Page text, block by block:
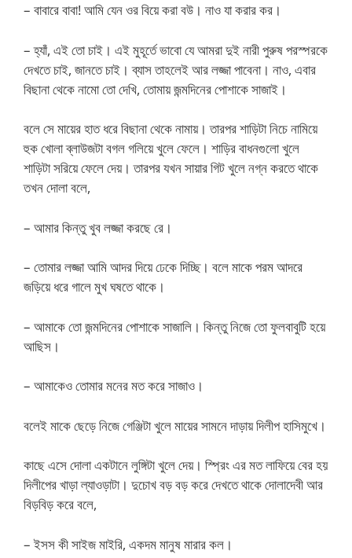
– বাবারে বাবা! আমি যেন ওর বিয়ে করা বউ। নাও যা করার কর।
– হ্যাঁ, এই তো চাই। এই মুহূর্তে ভাবো যে আমরা দুই নারী পুরুষ পরস্পরকে
দেখতে চাই, জানতে চাই। ব্যাস তাহলেই আর লজ্জা পাবেনা। নাও, এবার
বিছানা থেকে নামো তো দেখি, তোমায় জন্মদিনের পোশাকে সাজাই।
বলে সে মায়ের হাত ধরে বিছানা থেকে নামায়। তারপর শাড়িটা নিচে নামিয়ে
হুক খোলা ব্লাউজটা বগল গলিয়ে খুলে ফেলে। শাড়ির বাধনগুলো খুলে
শাড়িটা সরিয়ে ফেলে দেয়। তারপর যখন সায়ার গিট খুলে নগ্ন করতে থাকে
তখন দোলা বলে,
– আমার কিন্তু খুব লজ্জা করছে রে।
– তোমার লজ্জা আমি আদর দিয়ে ঢেকে দিচ্ছি। বলে মাকে পরম আদরে
জড়িয়ে ধরে গালে মুখ ঘষতে থাকে।
– আমাকে তো জন্মদিনের পোশাকে সাজালি। কিন্তু নিজে তো ফুলবাবুটি হয়ে
আছিস।
– আমাকেও তোমার মনের মত করে সাজাও।
বলেই মাকে ছেড়ে নিজে গেঞ্জিটা খুলে মায়ের সামনে দাড়ায় দিলীপ হাসিমুখে।
কাছে এসে দোলা একটানে লুঙ্গিটা খুলে দেয়। স্প্রিং এর মত লাফিয়ে বের হয়
দিলীপের খাড়া ল্যাওড়াটা। দুচোখ বড় বড় করে দেখতে থাকে দোলাদেবী আর
বিড়বিড় করে বলে,
– ইসস কী সাইজ মাইরি, একদম মানুষ মারার কল।